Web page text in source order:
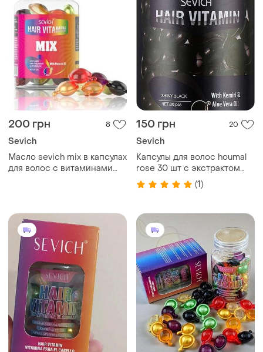
200 грн 8
Sevich
Масло sevich mix в капсулах
для волос с витаминами
150 грн 20
Sevich
Капсулы для волос houmal
rose 30 шт с экстрактом
масла розы
(1)